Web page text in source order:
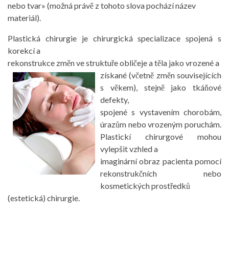
nebo tvar» (možná právě z tohoto slova pochází název
materiál).
Plastická chirurgie je chirurgická specializace spojená s
korekcí a
rekonstrukce změn ve struktuře obličeje a těla jako vrozené a
získané (včetně změn souvisejících
s věkem), stejně jako tkáňové
defekty,
spojené s vystavením chorobám,
úrazům nebo vrozeným poruchám.
Plastickí chirurgové mohou
vylepšit vzhled a
imaginární obraz pacienta pomocí
rekonstrukčních nebo
kosmetických prostředků
(estetická) chirurgie.